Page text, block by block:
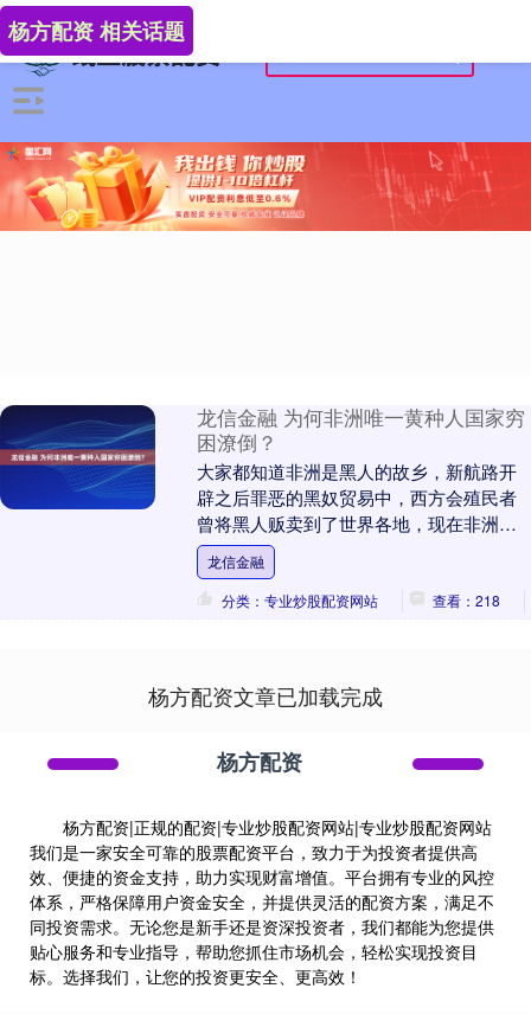
杨方配资 相关话题
龙信金融 为何非洲唯一黄种人国家穷
困潦倒？
大家都知道非洲是黑人的故乡，新航路开
辟之后罪恶的黑奴贸易中，西方会殖民者
曾将黑人贩卖到了世界各地，现在非洲国
家都已经获得了独立。撒哈拉沙漠以南的
非洲人都是黑人，....
龙信金融
分类：专业炒股配资网站
查看：218
杨方配资文章已加载完成
杨方配资
杨方配资|正规的配资|专业炒股配资网站|专业炒股配资网站
我们是一家安全可靠的股票配资平台，致力于为投资者提供高
效、便捷的资金支持，助力实现财富增值。平台拥有专业的风控
体系，严格保障用户资金安全，并提供灵活的配资方案，满足不
同投资需求。无论您是新手还是资深投资者，我们都能为您提供
贴心服务和专业指导，帮助您抓住市场机会，轻松实现投资目
标。选择我们，让您的投资更安全、更高效！